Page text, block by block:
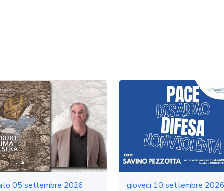
05 settembre 2026 giovedì 10 settembre 2026